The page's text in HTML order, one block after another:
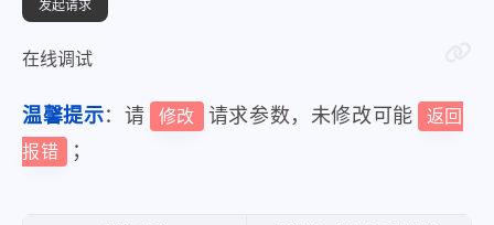
在线调试
温馨提示：请 修改 请求参数，未修改可能
返回
报错
；